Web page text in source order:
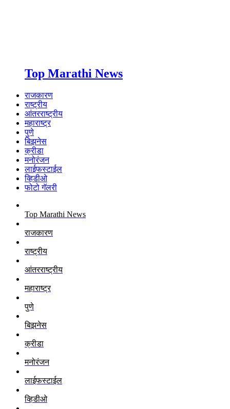
Top Marathi News
राजकारण
राष्ट्रीय
आंतरराष्ट्रीय
महाराष्ट्र
पुणे
बिझनेस
क्रीडा
मनोरंजन
लाईफस्टाईल
व्हिडीओ
फोटो गॅलरी
Top Marathi News
राजकारण
राष्ट्रीय
आंतरराष्ट्रीय
महाराष्ट्र
पुणे
बिझनेस
क्रीडा
मनोरंजन
लाईफस्टाईल
व्हिडीओ